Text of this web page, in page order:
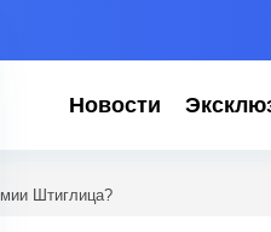
Новости
Штиглица?